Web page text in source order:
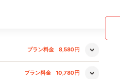
プラン料金 8,580円
プラン料金 10,780円